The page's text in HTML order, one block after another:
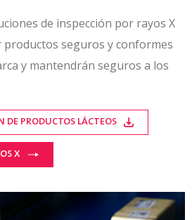
de inspección por rayos X
productos seguros y conformes
y mantendrán seguros a los
DE PRODUCTOS LÁCTEOS
X